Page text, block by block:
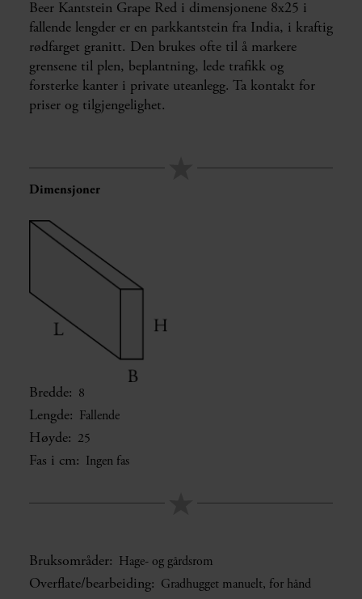
Beer Kantstein Grape Red i dimensjonene 8x25 i
fallende lengder er en parkkantstein fra India, i kraftig
rødfarget granitt. Den brukes ofte til å markere
grensene til plen, beplantning, lede trafikk og
forsterke kanter i private uteanlegg. Ta kontakt for
priser og tilgjengelighet.
Dimensjoner
Bredde: 8
Lengde: Fallende
Høyde: 25
Fas i cm: Ingen fas
Bruksområder: Hage- og gårdsrom
Overflate/bearbeiding: Gradhugget manuelt, for hånd